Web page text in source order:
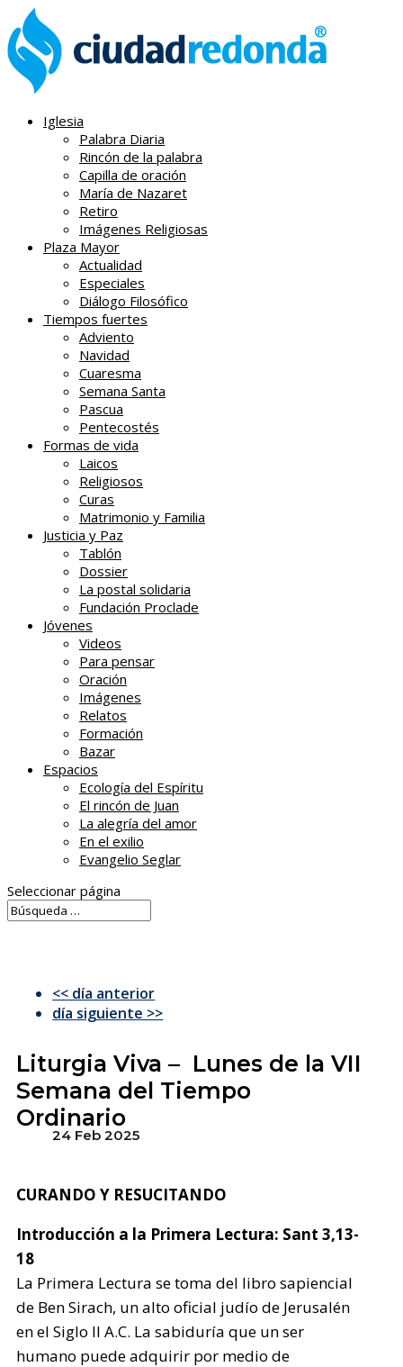
Iglesia
Palabra Diaria
Rincón de la palabra
Capilla de oración
María de Nazaret
Retiro
Imágenes Religiosas
Plaza Mayor
Actualidad
Especiales
Diálogo Filosófico
Tiempos fuertes
Adviento
Navidad
Cuaresma
Semana Santa
Pascua
Pentecostés
Formas de vida
Laicos
Religiosos
Curas
Matrimonio y Familia
Justicia y Paz
Tablón
Dossier
La postal solidaria
Fundación Proclade
Jóvenes
Videos
Para pensar
Oración
Imágenes
Relatos
Formación
Bazar
Espacios
Ecología del Espíritu
El rincón de Juan
La alegría del amor
En el exilio
Evangelio Seglar
Seleccionar página
<< día anterior
día siguiente >>
Liturgia Viva – Lunes de la VII
Semana del Tiempo
Ordinario
24 Feb 2025
CURANDO Y RESUCITANDO
Introducción a la Primera Lectura: Sant 3,13-
18
La Primera Lectura se toma del libro sapiencial
de Ben Sirach, un alto oficial judío de Jerusalén
en el Siglo II A.C. La sabiduría que un ser
humano puede adquirir por medio de